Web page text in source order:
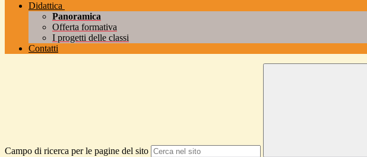
Didattica
Panoramica
Offerta formativa
I progetti delle classi
Contatti
Campo di ricerca per le pagine del sito